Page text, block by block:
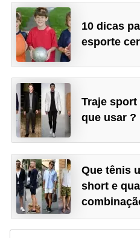
10 dicas
esporte
Traje
que usar ?
Que tênis
short e